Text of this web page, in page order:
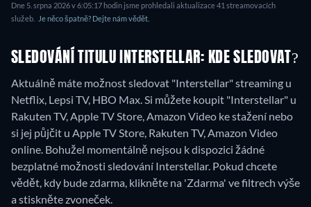
Dne 5. srpna 2026 v 6:05:17 hodin jsme prohledali aktualizace 41 streamovacích
služeb.
Je něco špatně? Dejte nám vědět.
SLEDOVÁNÍ TITULU INTERSTELLAR: KDE SLEDOVAT?
Aktuálně máte možnost sledovat "Interstellar" streaming u
Netflix, Lepsi TV, HBO Max. Si můžete koupit "Interstellar" u
Rakuten TV, Apple TV Store, Amazon Video ke stažení nebo
si jej půjčit u Apple TV Store, Rakuten TV, Amazon Video
online. Bohužel momentálně nejsou k dispozici žádné
bezplatné možnosti sledování Interstellar. Pokud chcete
vědět, kdy bude zdarma, klikněte na 'Zdarma' ve filtrech výše
a stiskněte zvoneček.